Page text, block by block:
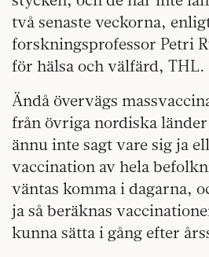
två senaste veckorna,
forskningsprofessor Petri
för hälsa och välfärd, THL.
Ändå övervägs
från övriga nordiska
ännu inte sagt vare sig ja
vaccination av hela
väntas komma i dagarna,
ja så beräknas
kunna sätta i gång efter